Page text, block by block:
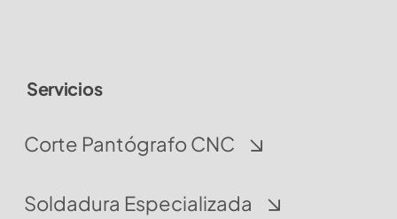
Servicios
Corte Pantógrafo CNC
Soldadura Especializada